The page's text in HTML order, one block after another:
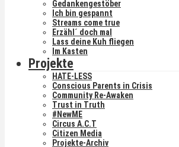
Gedankengestöber
Ich bin gespannt
Streams come true
Erzähl´ doch mal
Lass deine Kuh fliegen
Im Kasten
Projekte
HATE-LESS
Conscious Parents in Crisis
Community Re-Awaken
Trust in Truth
#NewME
Circus A.C.T
Citizen Media
Projekte-Archiv